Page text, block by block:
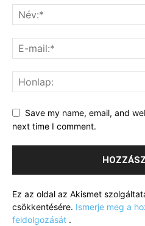
Save my name, email, and
next time I comment.
Ez az oldal az Akismet
csökkentésére. Ismerje meg a
feldolgozását .